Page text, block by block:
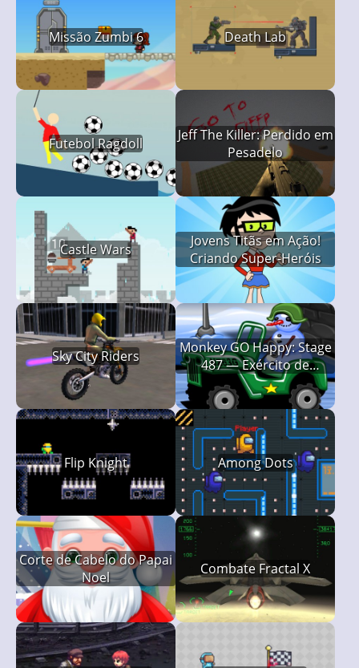
Missão Zumbi 6 Death Lab
Futebol Ragdoll
Jeff The Killer: Perdido em
Pesadelo
Castle Wars
Jovens Titãs em Ação!
Criando Super-Heróis
Sky City Riders
Monkey GO Happy: Stage
487 — Exército de
Bonecos de Neve
Flip Knight Among Dots
Corte de Cabelo do Papai
Noel
Combate Fractal X